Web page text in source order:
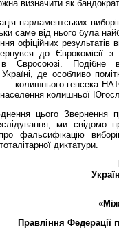
визначити як
парламентських
саме від нього була
офіційних результатів
до Єврокомісії з
в Євросоюзі.
де особливо
колишнього генсека
колишньої
цього Звернення
ми свідомо
фальсифікацію
диктатури.
Правління Федерації